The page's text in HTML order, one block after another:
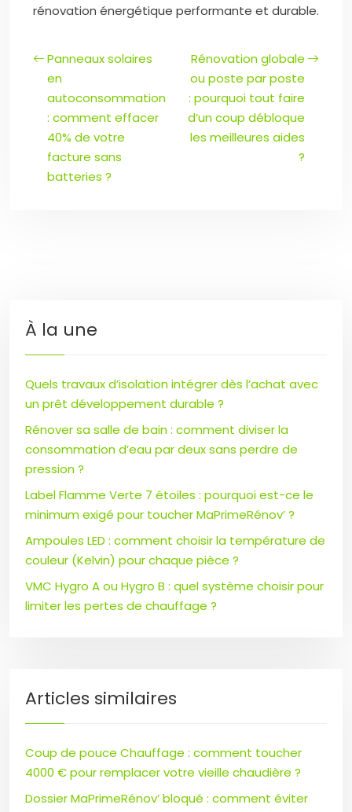
rénovation énergétique performante et durable.
Panneaux solaires
en
autoconsommation
: comment effacer
40% de votre
facture sans
batteries ?
Rénovation globale
ou poste par poste
: pourquoi tout faire
d’un coup débloque
les meilleures aides
?
À la une
Quels travaux d’isolation intégrer dès l’achat avec
un prêt développement durable ?
Rénover sa salle de bain : comment diviser la
consommation d’eau par deux sans perdre de
pression ?
Label Flamme Verte 7 étoiles : pourquoi est-ce le
minimum exigé pour toucher MaPrimeRénov’ ?
Ampoules LED : comment choisir la température de
couleur (Kelvin) pour chaque pièce ?
VMC Hygro A ou Hygro B : quel système choisir pour
limiter les pertes de chauffage ?
Articles similaires
Coup de pouce Chauffage : comment toucher
4000 € pour remplacer votre vieille chaudière ?
Dossier MaPrimeRénov’ bloqué : comment éviter